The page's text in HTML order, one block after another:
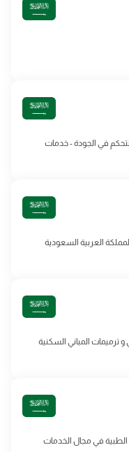
في الجودة - خدمات
العربية السعودية
ترميمات المباني السكنية
الطبية في مجال الخدمات